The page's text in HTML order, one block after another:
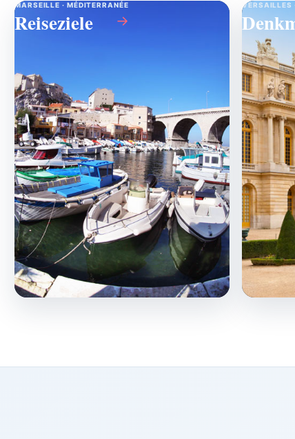
MARSEILLE · MÉDITERRANÉE
Reiseziele →
VERSAILLES